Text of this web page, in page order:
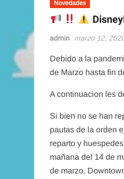
Novedades
admin marzo 12,
Debido a la
de Marzo hasta fin
A continuacion les
Si bien no se han
pautas de la orden
reparto y
mañana del 14 de
de marzo.